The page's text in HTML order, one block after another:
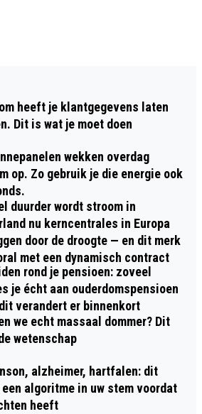
heeft je klantgegevens laten
Dit is wat je moet doen
wekken overdag
op. Zo gebruik je die energie ook
duurder wordt stroom in
nu kerncentrales in Europa
door de droogte — en dit merk
met een dynamisch contract
rond je pensioen: zoveel
je écht aan ouderdomspensioen
verandert er binnenkort
we echt massaal dommer? Dit
wetenschap
alzheimer, hartfalen: dit
een algoritme in uw stem voordat
heeft